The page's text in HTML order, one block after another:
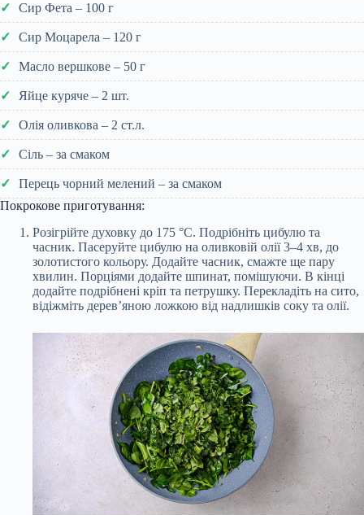
Сир Фета – 100 г
Сир Моцарела – 120 г
Масло вершкове – 50 г
Яйце куряче – 2 шт.
Олія оливкова – 2 ст.л.
Сіль – за смаком
Перець чорний мелений – за смаком
Покрокове приготування:
Розігрійте духовку до 175 °С. Подрібніть цибулю та
часник. Пасеруйте цибулю на оливковій олії 3–4 хв, до
золотистого кольору. Додайте часник, смажте ще пару
хвилин. Порціями додайте шпинат, помішуючи. В кінці
додайте подрібнені кріп та петрушку. Перекладіть на сито,
відіжміть дерев’яною ложкою від надлишків соку та олії.